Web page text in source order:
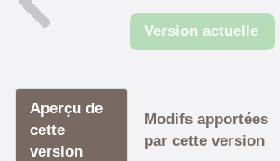
Version actuelle
Aperçu de
cette
version
Modifs apportées
par cette version